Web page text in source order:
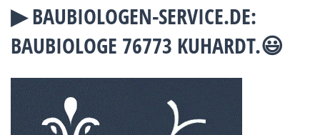
▶︎ BAUBIOLOGEN-SERVICE.DE:
BAUBIOLOGE 76773 KUHARDT.😃